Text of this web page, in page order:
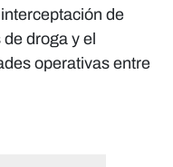
de
droga y el
operativas entre